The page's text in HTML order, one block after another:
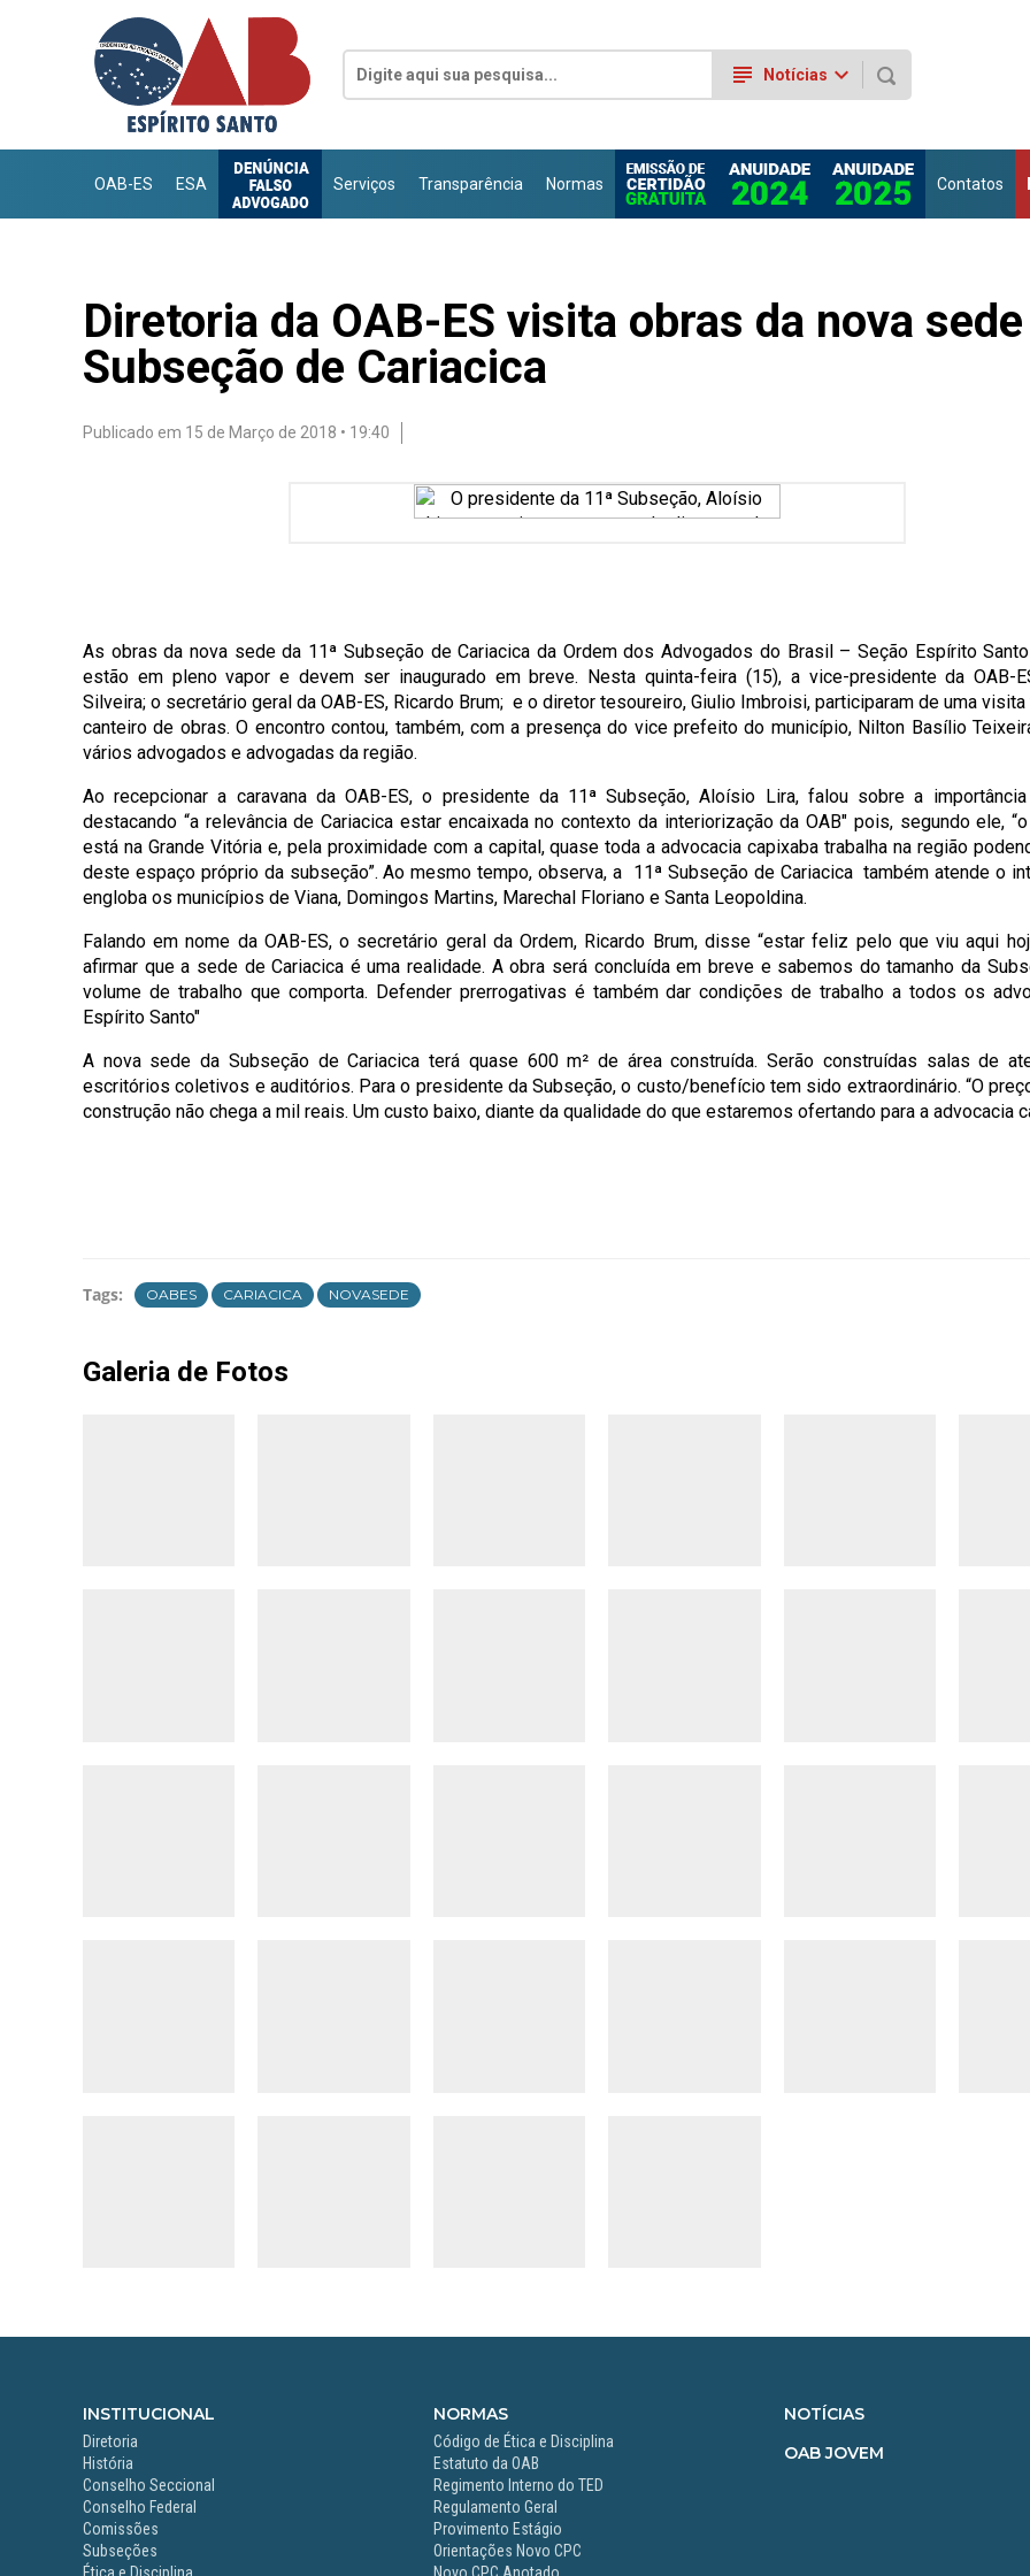
subject Notícias keyboard_arrow_down
OAB-ES ESA Serviços Transparência Normas Contatos
Diretoria da OAB-ES visita obras da nova
Subseção de Cariacica
Publicado em 15 de Março de 2018 • 19:40
As obras da nova sede da 11ª Subseção de Cariacica da Ordem dos Advogados do Brasil – Seção Espírito Santo
estão em pleno vapor e devem ser inaugurado em breve. Nesta quinta-feira (15), a vice-presidente da OAB-
Silveira; o secretário geral da OAB-ES, Ricardo Brum; e o diretor tesoureiro, Giulio Imbroisi, participaram de uma
canteiro de obras. O encontro contou, também, com a presença do vice prefeito do município, Nilton Basílio
vários advogados e advogadas da região.
Ao recepcionar a caravana da OAB-ES, o presidente da 11ª Subseção, Aloísio Lira, falou sobre a
destacando “a relevância de Cariacica estar encaixada no contexto da interiorização da OAB" pois, segundo ele,
está na Grande Vitória e, pela proximidade com a capital, quase toda a advocacia capixaba trabalha na região
deste espaço próprio da subseção”. Ao mesmo tempo, observa, a 11ª Subseção de Cariacica também atende o
engloba os municípios de Viana, Domingos Martins, Marechal Floriano e Santa Leopoldina.
Falando em nome da OAB-ES, o secretário geral da Ordem, Ricardo Brum, disse “estar feliz pelo que viu aqui
afirmar que a sede de Cariacica é uma realidade. A obra será concluída em breve e sabemos do tamanho da
volume de trabalho que comporta. Defender prerrogativas é também dar condições de trabalho a todos os
Espírito Santo"
A nova sede da Subseção de Cariacica terá quase 600 m² de área construída. Serão construídas salas de
escritórios coletivos e auditórios. Para o presidente da Subseção, o custo/benefício tem sido extraordinário. “O
construção não chega a mil reais. Um custo baixo, diante da qualidade do que estaremos ofertando para a advocacia
Tags: OABES CARIACICA NOVASEDE
Galeria de Fotos
INSTITUCIONAL
Diretoria
História
Conselho Seccional
Conselho Federal
Comissões
Subseções
NORMAS
Código de Ética e Disciplina
Estatuto da OAB
Regimento Interno do TED
Regulamento Geral
Provimento Estágio
Orientações Novo CPC
NOTÍCIAS
OAB JOVEM